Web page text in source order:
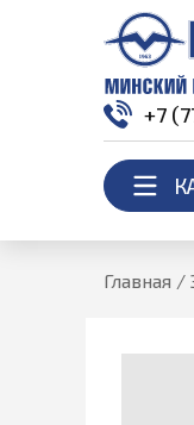
+7
Главная /